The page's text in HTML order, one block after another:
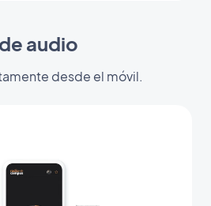
audio
desde el móvil.